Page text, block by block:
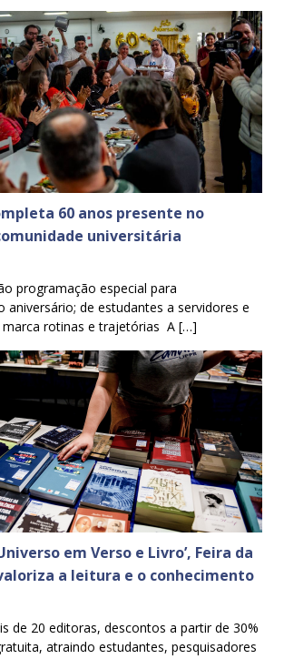
60 anos presente no
universitária
programação especial para
aniversário; de estudantes a servidores e
marca rotinas e trajetórias A […]
em Verso e Livro’, Feira da
a leitura e o conhecimento
de 20 editoras, descontos a partir de 30%
atraindo estudantes, pesquisadores